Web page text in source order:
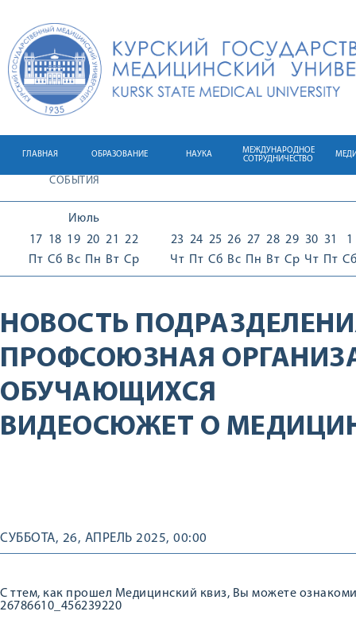
ГЛАВНАЯ ОБРАЗОВАНИЕ НАУКА
МЕЖДУНАРОДНОЕ
СОТРУДНИЧЕСТВО
СОБЫТИЯ
Июль
17
Пт
18
Сб
19
Вс
20
Пн
21
Вт
22
Ср
23
Чт
24
Пт
25
Сб
26
Вс
27
Пн
28
Вт
29
Ср
30
Чт
31
Пт
1
Сб
НОВОСТЬ
ПРОФСОЮЗНАЯ
ОБУЧАЮЩИХСЯ
ВИДЕОСЮЖЕТ О
СУББОТА, 26, АПРЕЛЬ 2025, 00:00
С ттем, как прошел Медицинский квиз, Вы можете
26786610_456239220